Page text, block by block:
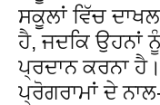
ਸਕੂਲਾਂ ਵਿੱਚ
ਹੈ, ਜਦਕਿ ਉਹਨਾਂ
ਪ੍ਰਦਾਨ ਕਰਨਾ
ਪ੍ਰੋਗਰਾਮਾਂ ਦੇ